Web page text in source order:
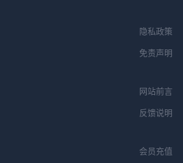
隐私政策
免责声明
网站前言
反馈说明
会员充值